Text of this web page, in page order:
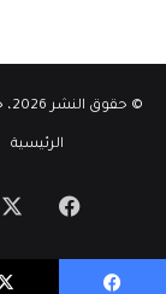
© حقوق النشر 2026، جميع الحقوق محفوظة |
الرئيسية